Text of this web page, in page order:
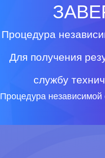
Процедура
Для получения
службу
Процедура